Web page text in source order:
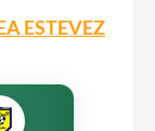
ESTEVEZ